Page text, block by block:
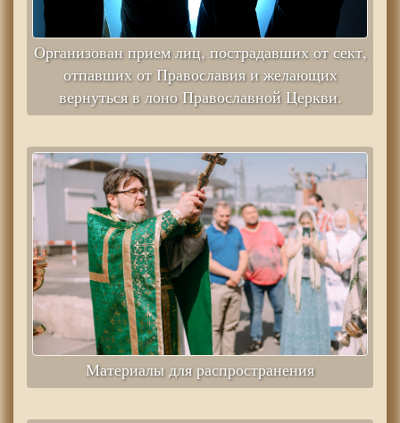
Организован прием лиц, пострадавших от сект,
отпавших от Православия и желающих
вернуться в лоно Православной Церкви.
Материалы для распространения